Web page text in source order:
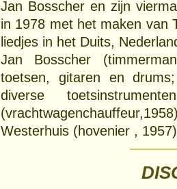
Jan Bosscher en zijn
in 1978 met het maken van
liedjes in het Duits,
Jan Bosscher
toetsen, gitaren en
diverse
Westerhuis (hovenier ,